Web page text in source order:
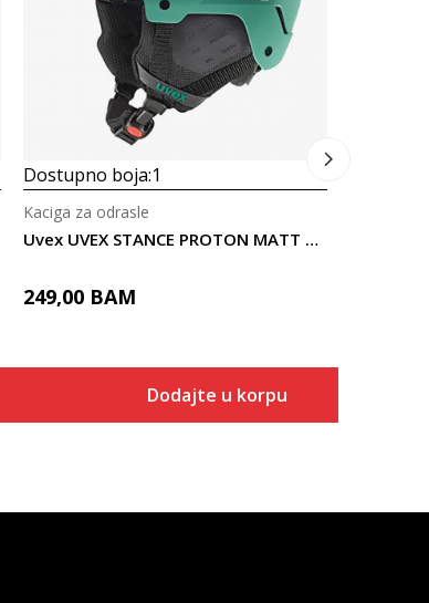
Dostupno boja:1
Uvex UVEX STANCE PROTON MATT 54-58
Kaciga za odrasle
249,00 BAM
Dodajte u korpu